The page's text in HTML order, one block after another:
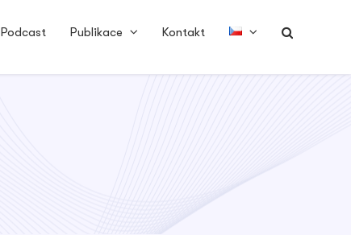
Podcast Publikace Kontakt